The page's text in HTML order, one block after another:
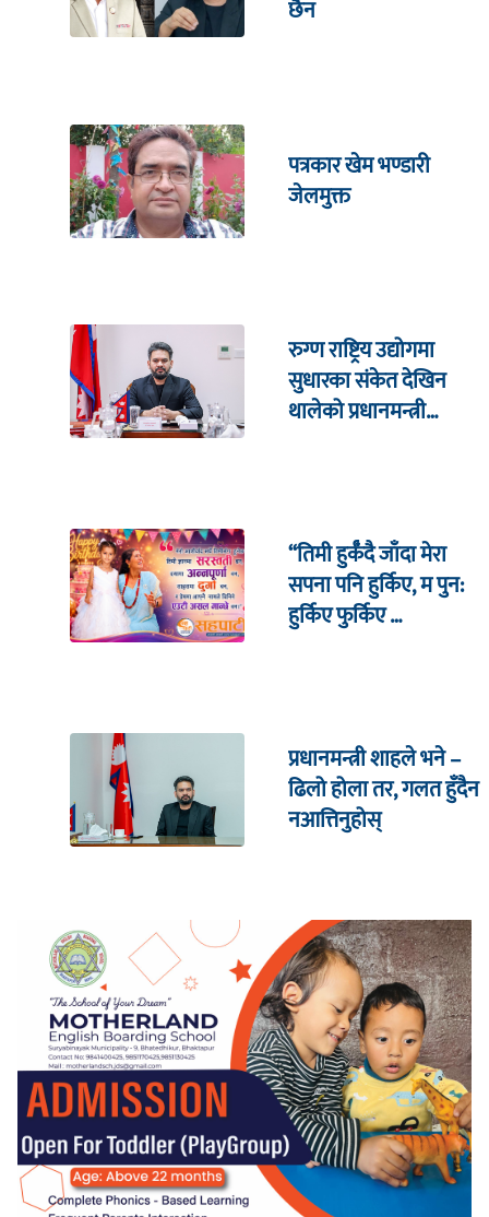
छैन
पत्रकार खेम भण्डारी
जेलमुक्त
रुग्ण राष्ट्रिय उद्योगमा
सुधारका संकेत देखिन
थालेको प्रधानमन्त्री
“तिमी हुर्कँदै जाँदा मेरा
सपना पनि हुर्किए, म पुन:
हुर्किए फुर्किए …
प्रधानमन्त्री शाहले भने –
ढिलो होला तर, गलत हुँदैन
नआत्तिनुहोस्